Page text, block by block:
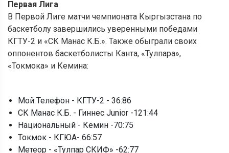
Первая Лига
В Первой Лиге матчи чемпионата Кыргызстана по
баскетболу завершились уверенными победами
КГТУ-2 и «СК Манас К.Б.». Также обыграли своих
оппонентов баскетболисты Канта, «Тулпара»,
«Токмока» и Кемина:
Мой Телефон - КГТУ-2 - 36:86
СК Манас К.Б. - Гиннес Junior -121:44
Национальный - Кемин -70:75
Токмок - КГЮА- 66:57
Метеор - «Тулпар СКИФ» -62:77